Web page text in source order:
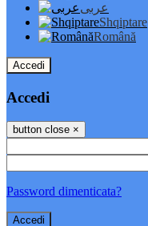
عربى
Shqiptare
Română
Accedi
Accedi
button close ×
Password dimenticata?